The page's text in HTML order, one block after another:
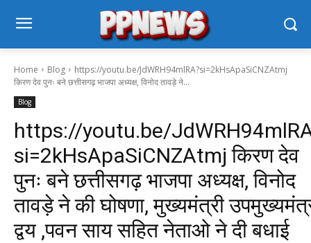
Home Blog
https://youtu.be/JdWRH94mlRA?si=2kHsApaSiCNZAtmj
किरण देव पुनः बने छत्तीसगढ़ भाजपा अध्यक्ष, विनोद तावड़े ने...
Blog
https://youtu.be/
si=2kHsApaSiCNZAtmj किरण देव
पुनः बने छत्तीसगढ़ भाजपा अध्यक्ष, विनोद
तावड़े ने की घोषणा, मुख्यमंत्री
द्वय ,पवन साय सहित नेताओ ने दी बधाई